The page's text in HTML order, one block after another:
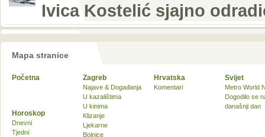
Ivica Kostelić sjajno
Mapa stranice
Početna Zagreb
Najave & Događanja
U kazalištima
U kinima
Klizanje
Ljekarne
Bolnice
Hrvatska
Komentari
Svijet
Metro World
Dogodilo se
današnji dan
Horoskop
Dnevni
Tjedni